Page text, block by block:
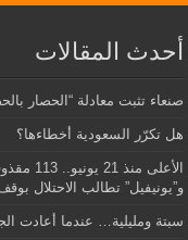
أحدث المقالات
صنعاء تثبت معادلة “الحصار
هل تكرّر السعودية أخطاءها؟
الأعلى
و”يونيفيل” تطالب الاحتلال
سبتة ومليلية… عندما أعادت